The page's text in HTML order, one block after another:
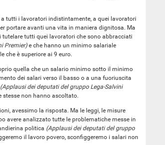
tutti i lavoratori indistintamente, a quei lavoratori
portare avanti una vita in maniera dignitosa. Ma
tutti quei lavoratori che sono abbracciati
Premier)e che hanno un minimo salariale
che è superiore ai 9 euro.
quella che un salario minimo sotto il minimo
dei salari verso il basso o a una fuoriuscita
(Applausi dei deputati del gruppo Lega-Salvini
stesse non hanno ascoltato.
avessimo la risposta. Ma le leggi, le misure
avere analizzato tutte le problematiche messe in
politica (Applausi dei deputati del gruppo
il lavoro povero, sconfiggeremo i salari non